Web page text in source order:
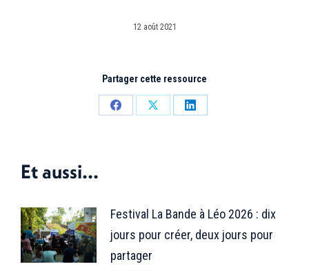
12 août 2021
Partager cette ressource
PartagerPartagerPartager
Et aussi...
Festival La Bande à Léo 2026 : dix
jours pour créer, deux jours pour
partager